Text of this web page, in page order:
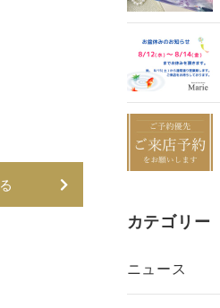
カテゴリー
ニュース